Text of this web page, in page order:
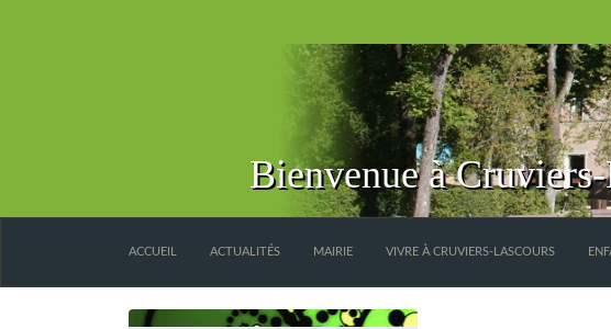
Bienvenue à
ACCUEIL ACTUALITÉS MAIRIE VIVRE À CRUVIERS-LASCOURS